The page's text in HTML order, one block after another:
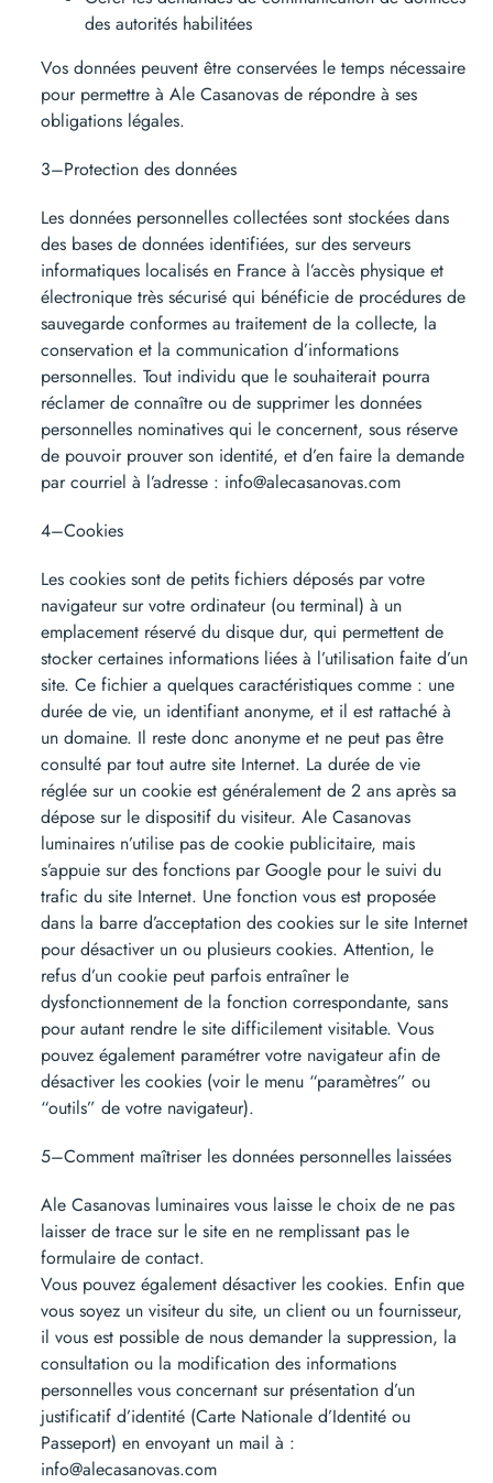
des autorités habilitées
Vos données peuvent être conservées le temps nécessaire
pour permettre à Ale Casanovas de répondre à ses
obligations légales.
3–Protection des données
Les données personnelles collectées sont stockées dans
des bases de données identifiées, sur des serveurs
informatiques localisés en France à l’accès physique et
électronique très sécurisé qui bénéficie de procédures de
sauvegarde conformes au traitement de la collecte, la
conservation et la communication d’informations
personnelles. Tout individu que le souhaiterait pourra
réclamer de connaître ou de supprimer les données
personnelles nominatives qui le concernent, sous réserve
de pouvoir prouver son identité, et d’en faire la demande
par courriel à l’adresse : info@alecasanovas.com
4–Cookies
Les cookies sont de petits fichiers déposés par votre
navigateur sur votre ordinateur (ou terminal) à un
emplacement réservé du disque dur, qui permettent de
stocker certaines informations liées à l’utilisation faite d’un
site. Ce fichier a quelques caractéristiques comme : une
durée de vie, un identifiant anonyme, et il est rattaché à
un domaine. Il reste donc anonyme et ne peut pas être
consulté par tout autre site Internet. La durée de vie
réglée sur un cookie est généralement de 2 ans après sa
dépose sur le dispositif du visiteur. Ale Casanovas
luminaires n’utilise pas de cookie publicitaire, mais
s’appuie sur des fonctions par Google pour le suivi du
trafic du site Internet. Une fonction vous est proposée
dans la barre d’acceptation des cookies sur le site Internet
pour désactiver un ou plusieurs cookies. Attention, le
refus d’un cookie peut parfois entraîner le
dysfonctionnement de la fonction correspondante, sans
pour autant rendre le site difficilement visitable. Vous
pouvez également paramétrer votre navigateur afin de
désactiver les cookies (voir le menu “paramètres” ou
“outils” de votre navigateur).
5–Comment maîtriser les données personnelles laissées
Ale Casanovas luminaires vous laisse le choix de ne pas
laisser de trace sur le site en ne remplissant pas le
formulaire de contact.
Vous pouvez également désactiver les cookies. Enfin que
vous soyez un visiteur du site, un client ou un fournisseur,
il vous est possible de nous demander la suppression, la
consultation ou la modification des informations
personnelles vous concernant sur présentation d’un
justificatif d’identité (Carte Nationale d’Identité ou
Passeport) en envoyant un mail à :
info@alecasanovas.com